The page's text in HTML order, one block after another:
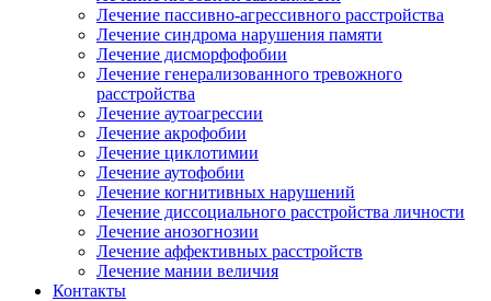
Лечение пассивно-агрессивного расстройства
Лечение синдрома нарушения памяти
Лечение дисморфофобии
Лечение генерализованного тревожного
расстройства
Лечение аутоагрессии
Лечение акрофобии
Лечение циклотимии
Лечение аутофобии
Лечение когнитивных нарушений
Лечение диссоциального расстройства личности
Лечение анозогнозии
Лечение аффективных расстройств
Лечение мании величия
Контакты